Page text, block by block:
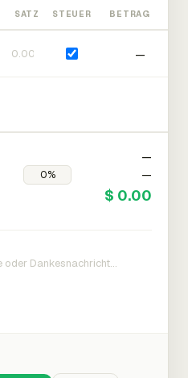
SATZ STEUER BETRAG
—
—
—
$ 0.00